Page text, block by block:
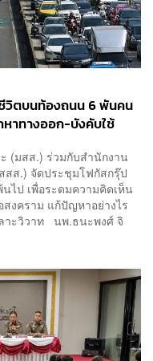
วิตบนท้องถนน 6 พันคน
าทางออก-บังคับใช้
(มสส.) ร่วมกับสำนักงาน
สส.) จัดประชุมโฟกัสกรุ๊ป
ไป เพื่อระดมความคิดเห็น
งคราม แก้ปัญหาอย่างไร
าะวิวาท นพ.ธนะพงศ์ จิ